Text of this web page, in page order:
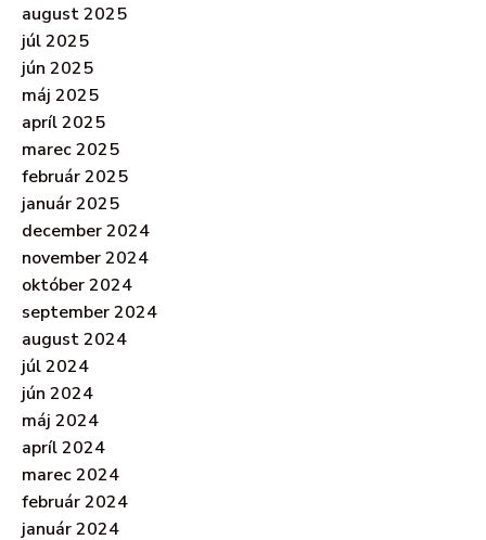
august 2025
júl 2025
jún 2025
máj 2025
apríl 2025
marec 2025
február 2025
január 2025
december 2024
november 2024
október 2024
september 2024
august 2024
júl 2024
jún 2024
máj 2024
apríl 2024
marec 2024
február 2024
január 2024